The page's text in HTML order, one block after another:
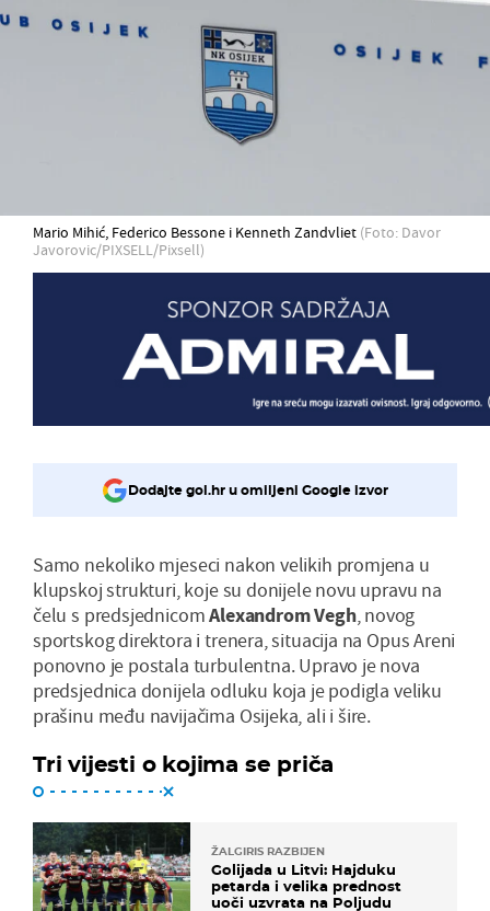
Mario Mihić, Federico Bessone i Kenneth Zandvliet (Foto: Davor
Javorovic/PIXSELL/Pixsell)
Dodajte gol.hr u omiljeni Google izvor
Samo nekoliko mjeseci nakon velikih promjena u
klupskoj strukturi, koje su donijele novu upravu na
čelu s predsjednicomAlexandromVegh, novog
sportskog direktora i trenera, situacija na Opus Areni
ponovno je postala turbulentna. Upravo je nova
predsjednica donijela odluku koja je podigla veliku
prašinu među navijačima Osijeka, ali i šire.
Tri vijesti o kojima se priča
ŽALGIRIS RAZBIJEN
Golijada u Litvi: Hajduku
petarda i velika prednost
uoči uzvrata na Poljudu